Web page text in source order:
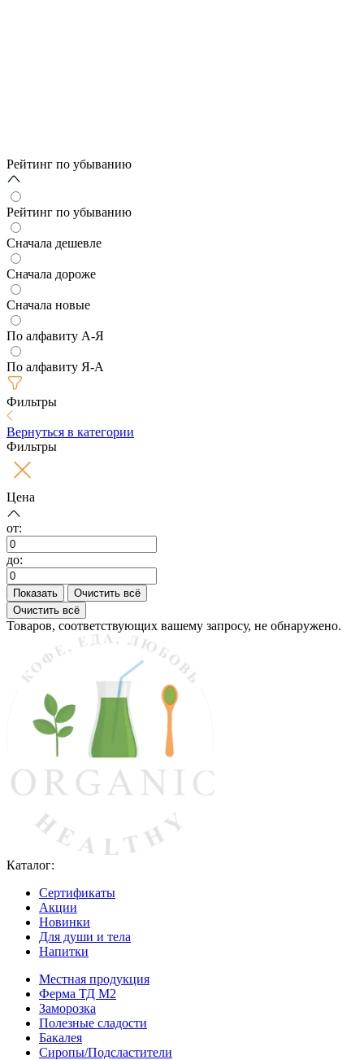
Рейтинг по убыванию
Рейтинг по убыванию
Сначала дешевле
Сначала дороже
Сначала новые
По алфавиту А-Я
По алфавиту Я-А
Фильтры
Вернуться в категории
Фильтры
Цена
от:
до:
Показать
Очистить всё
Очистить всё
Товаров, соответствующих вашему запросу, не обнаружено.
Каталог:
Сертификаты
Акции
Новинки
Для души и тела
Напитки
Местная продукция
Ферма ТД М2
Заморозка
Полезные сладости
Бакалея
Сиропы/Подсластители